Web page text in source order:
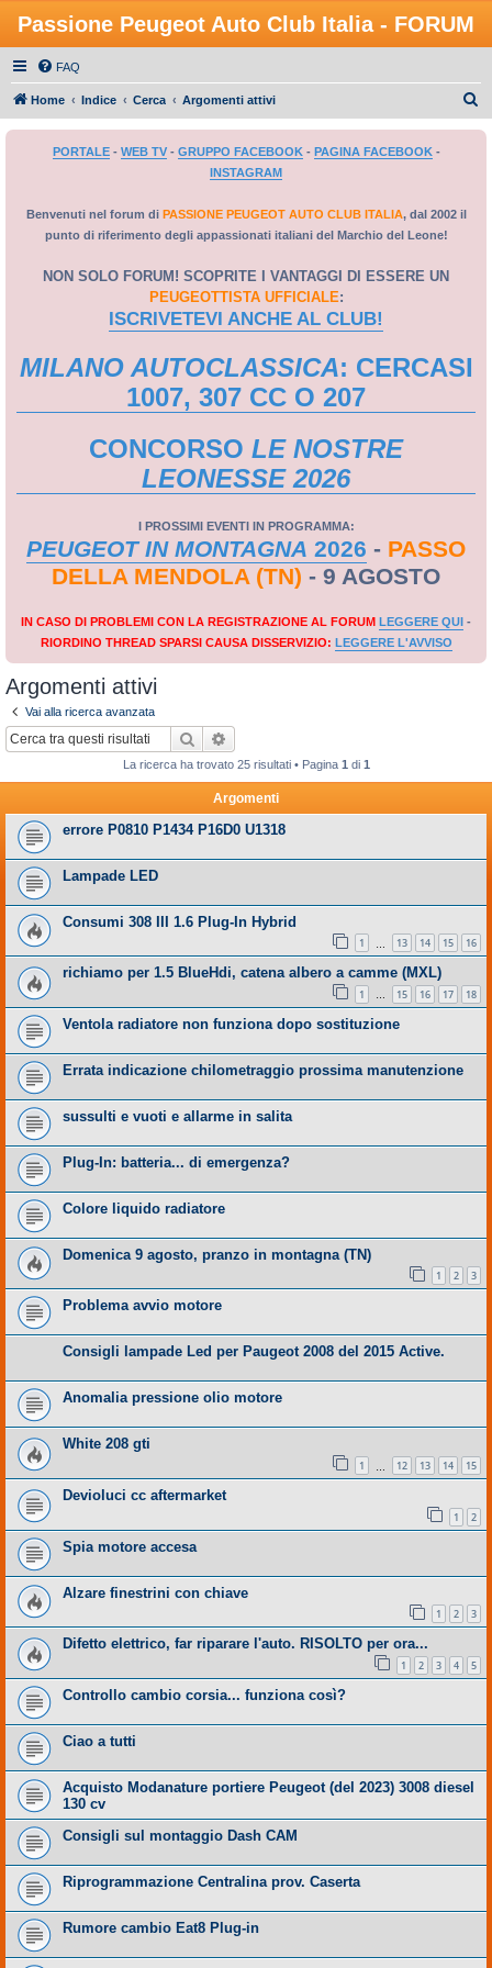
Passione Peugeot Auto Club Italia - FORUM
FAQ
Home Indice Cerca Argomenti attivi
PORTALE- WEB TV- GRUPPO FACEBOOK- PAGINA FACEBOOK-
INSTAGRAM
Benvenuti nel forum di PASSIONE PEUGEOT AUTO CLUB ITALIA, dal 2002 il
punto di riferimento degli appassionati italiani del Marchio del Leone!
NON SOLO FORUM! SCOPRITE I VANTAGGI DI ESSERE UN
PEUGEOTTISTA UFFICIALE:
ISCRIVETEVI ANCHE AL CLUB!
MILANO AUTOCLASSICA: CERCASI
1007, 307 CC O 207
CONCORSO LE NOSTRE
LEONESSE 2026
I PROSSIMI EVENTI IN PROGRAMMA:
PEUGEOT IN MONTAGNA 2026 - PASSO
DELLA MENDOLA (TN) - 9 AGOSTO
IN CASO DI PROBLEMI CON LA REGISTRAZIONE AL FORUM LEGGERE QUI -
RIORDINO THREAD SPARSI CAUSA DISSERVIZIO: LEGGERE L'AVVISO
Argomenti attivi
Vai alla ricerca avanzata
Cerca
La ricerca ha trovato 25 risultati • Pagina 1 di 1
Argomenti
errore P0810 P1434 P16D0 U1318
Lampade LED
Consumi 308 III 1.6 Plug-In Hybrid
1 13 14 15 16
richiamo per 1.5 BlueHdi, catena albero a camme (MXL)
1 … 15 16 17 18
Ventola radiatore non funziona dopo sostituzione
Errata indicazione chilometraggio prossima manutenzione
sussulti e vuoti e allarme in salita
Plug-In: batteria... di emergenza?
Colore liquido radiatore
Domenica 9 agosto, pranzo in montagna (TN)
1 2 3
Problema avvio motore
Consigli lampade Led per Paugeot 2008 del 2015 Active.
Anomalia pressione olio motore
White 208 gti
1 12 13 14 15
Devioluci cc aftermarket
1 2
Spia motore accesa
Alzare finestrini con chiave
1 2 3
Difetto elettrico, far riparare l'auto. RISOLTO per ora...
1 2 3 4 5
Controllo cambio corsia... funziona così?
Ciao a tutti
Acquisto Modanature portiere Peugeot (del 2023) 3008 diesel
130 cv
Consigli sul montaggio Dash CAM
Riprogrammazione Centralina prov. Caserta
Rumore cambio Eat8 Plug-in